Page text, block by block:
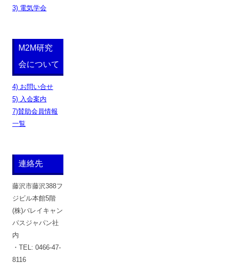
3) 電気学会
M2M研究
会について
4) お問い合せ
5) 入会案内
7)賛助会員情報
一覧
連絡先
藤沢市藤沢388フ
ジビル本館5階
(株)バレイキャン
パスジャパン社
内
・TEL: 0466-47-
8116